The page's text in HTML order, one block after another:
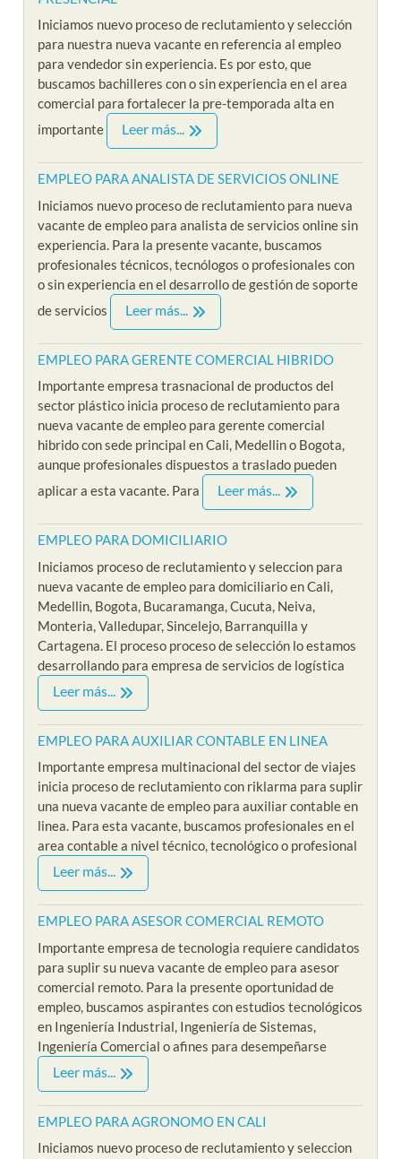
Iniciamos nuevo proceso de reclutamiento y selección
para nuestra nueva vacante en referencia al empleo
para vendedor sin experiencia. Es por esto, que
buscamos bachilleres con o sin experiencia en el area
comercial para fortalecer la pre-temporada alta en
importante
Leer más...
EMPLEO PARA ANALISTA DE SERVICIOS ONLINE
Iniciamos nuevo proceso de reclutamiento para nueva
vacante de empleo para analista de servicios online sin
experiencia. Para la presente vacante, buscamos
profesionales técnicos, tecnólogos o profesionales con
o sin experiencia en el desarrollo de gestión de soporte
de servicios
Leer más...
EMPLEO PARA GERENTE COMERCIAL HIBRIDO
Importante empresa trasnacional de productos del
sector plástico inicia proceso de reclutamiento para
nueva vacante de empleo para gerente comercial
hibrido con sede principal en Cali, Medellin o Bogota,
aunque profesionales dispuestos a traslado pueden
aplicar a esta vacante. Para
Leer más...
EMPLEO PARA DOMICILIARIO
Iniciamos proceso de reclutamiento y seleccion para
nueva vacante de empleo para domiciliario en Cali,
Medellin, Bogota, Bucaramanga, Cucuta, Neiva,
Monteria, Valledupar, Sincelejo, Barranquilla y
Cartagena. El proceso proceso de selección lo estamos
desarrollando para empresa de servicios de logística
Leer más...
EMPLEO PARA AUXILIAR CONTABLE EN LINEA
Importante empresa multinacional del sector de viajes
inicia proceso de reclutamiento con riklarma para suplir
una nueva vacante de empleo para auxiliar contable en
linea. Para esta vacante, buscamos profesionales en el
area contable a nivel técnico, tecnológico o profesional
Leer más...
EMPLEO PARA ASESOR COMERCIAL REMOTO
Importante empresa de tecnologia requiere candidatos
para suplir su nueva vacante de empleo para asesor
comercial remoto. Para la presente oportunidad de
empleo, buscamos aspirantes con estudios tecnológicos
en Ingeniería Industrial, Ingeniería de Sistemas,
Ingeniería Comercial o afines para desempeñarse
Leer más...
EMPLEO PARA AGRONOMO EN CALI
Iniciamos nuevo proceso de reclutamiento y seleccion